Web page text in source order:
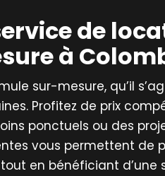
de
à
sur-mesure, qu’il
Profitez de prix
ponctuels ou des
vous permettent de
en bénéficiant d’une